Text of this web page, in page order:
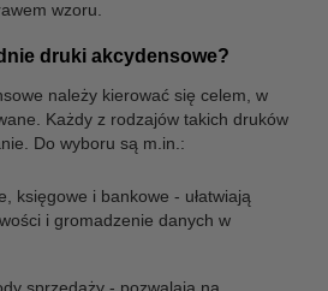
wzoru.
druki akcydensowe?
należy kierować się celem, w
Każdy z rodzajów takich druków
Do wyboru są m.in.:
księgowe i bankowe - ułatwiają
i gromadzenie danych w